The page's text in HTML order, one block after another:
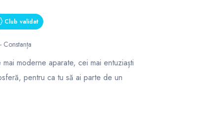
Club validat
moderne aparate, cei mai entuziaști
pentru ca tu să ai parte de un